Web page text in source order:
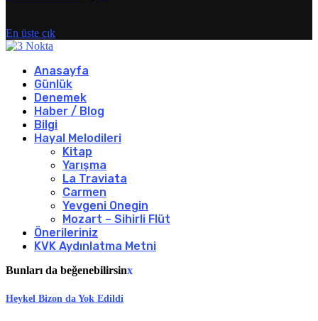
En üste çık
Anasayfa
Günlük
Denemek
Haber / Blog
Bilgi
Hayal Melodileri
Kitap
Yarışma
La Traviata
Carmen
Yevgeni Onegin
Mozart – Sihirli Flüt
Önerileriniz
KVK Aydınlatma Metni
Bunları da beğenebilirsinx
Heykel Bizon da Yok Edildi